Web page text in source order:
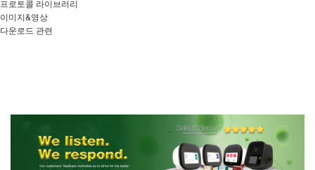
프로토콜 라이브러리
이미지&영상
다운로드 관련